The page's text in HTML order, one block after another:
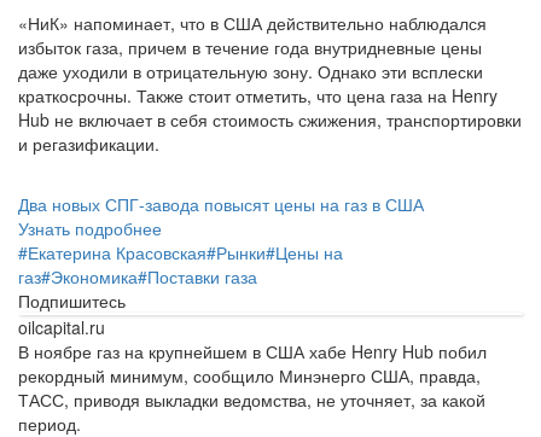
«НиК» напоминает, что в США действительно наблюдался
избыток газа, причем в течение года внутридневные цены
даже уходили в отрицательную зону. Однако эти всплески
краткосрочны. Также стоит отметить, что цена газа на Henry
Hub не включает в себя стоимость сжижения, транспортировки
и регазификации.
Два новых СПГ-завода повысят цены на газ в США
Узнать подробнее
#Екатерина Красовская#Рынки#Цены на
газ#Экономика#Поставки газа
Подпишитесь
oilcapital.ru
В ноябре газ на крупнейшем в США хабе Henry Hub побил
рекордный минимум, сообщило Минэнерго США, правда,
ТАСС, приводя выкладки ведомства, не уточняет, за какой
период.